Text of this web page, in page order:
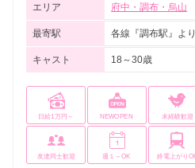
エリア 府中・調布・烏山
最寄駅 各線『調布駅』よ
キャスト 18～30歳
日給1万円～ NEWOPEN 未経験歓迎
友達同士歓迎 週１～OK 終電上がり